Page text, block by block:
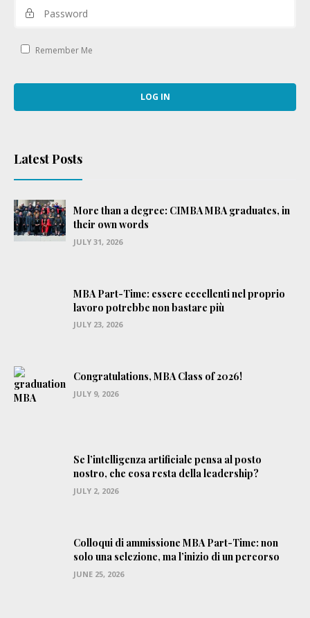
Remember Me
Latest Posts
More than a degree: CIMBA MBA graduates, in
their own words
JULY 31, 2026
MBA Part-Time: essere eccellenti nel proprio
lavoro potrebbe non bastare più
JULY 23, 2026
Congratulations, MBA Class of 2026!
JULY 9, 2026
Se l’intelligenza artificiale pensa al posto
nostro, che cosa resta della leadership?
JULY 2, 2026
Colloqui di ammissione MBA Part-Time: non
solo una selezione, ma l’inizio di un percorso
JUNE 25, 2026